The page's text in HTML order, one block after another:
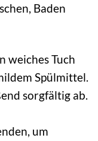
Baden
weiches Tuch
Spülmittel.
sorgfältig ab.
um